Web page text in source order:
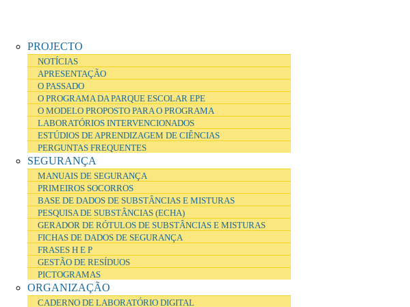
PROJECTO
NOTÍCIAS
APRESENTAÇÃO
O PASSADO
O PROGRAMA DA PARQUE ESCOLAR EPE
O MODELO PROPOSTO PARA O PROGRAMA
LABORATÓRIOS INTERVENCIONADOS
ESTÚDIOS DE APRENDIZAGEM DE CIÊNCIAS
PERGUNTAS FREQUENTES
SEGURANÇA
MANUAIS DE SEGURANÇA
PRIMEIROS SOCORROS
BASE DE DADOS DE SUBSTÂNCIAS E MISTURAS
PESQUISA DE SUBSTÂNCIAS (ECHA)
GERADOR DE RÓTULOS DE SUBSTÂNCIAS E MISTURAS
FICHAS DE DADOS DE SEGURANÇA
FRASES H E P
GESTÃO DE RESÍDUOS
PICTOGRAMAS
ORGANIZAÇÃO
CADERNO DE LABORATÓRIO DIGITAL